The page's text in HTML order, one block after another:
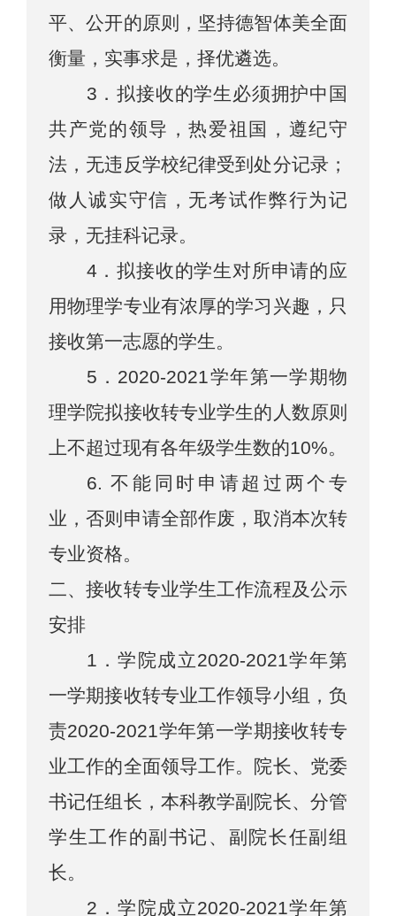
平、公开的原则，坚持德智体美全面
衡量，实事求是，择优遴选。
3．拟接收的学生必须拥护中国
共产党的领导，热爱祖国，遵纪守
法 ，无违反学校纪律受到处分记录；
做人诚实守信，无考试作弊行为记
录，无挂科记录。
4 ．拟接收的学生对所申请的应
用物理学专业有浓厚的学习兴趣 ， 只
接收第一志愿的学生。
5 ． 2020-2021学年第一学期物
理学院拟接收转专业学生的人数原则
上不超过现有各年级学生数的10%。
6. 不能同时申请超过两个专
业，否则申请全部作废，取消本次转
专业资格。
二、接收转专业学生工作流程及公示
安排
1．学院成立2020-2021学年第
一学期接收转专业工作领导小组，负
责2020-2021学年第一学期接收转专
业工作的全面领导工作。 院长、党委
书记任组长，本科教学副院长、分管
学生工作的副书记、副院长任副组
长。
2．学院成立2020-2021学年第